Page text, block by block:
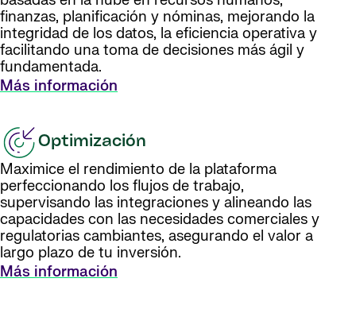
finanzas, planificación y nóminas, mejorando la
integridad de los datos, la eficiencia operativa y
facilitando una toma de decisiones más ágil y
fundamentada.
Más información
Optimización
Maximice el rendimiento de la plataforma
perfeccionando los flujos de trabajo,
supervisando las integraciones y alineando las
capacidades con las necesidades comerciales y
regulatorias cambiantes, asegurando el valor a
largo plazo de tu inversión.
Más información